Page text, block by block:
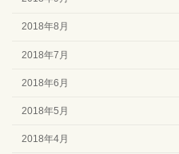
2018年8月
2018年7月
2018年6月
2018年5月
2018年4月